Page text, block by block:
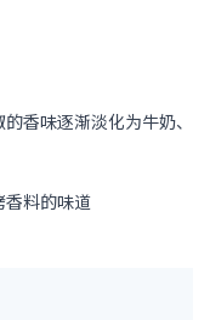
香味逐渐淡化为牛奶、
香料的味道